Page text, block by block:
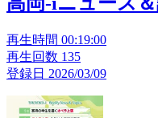
再生時間 00:19:00
再生回数 135
登録日 2026/03/09